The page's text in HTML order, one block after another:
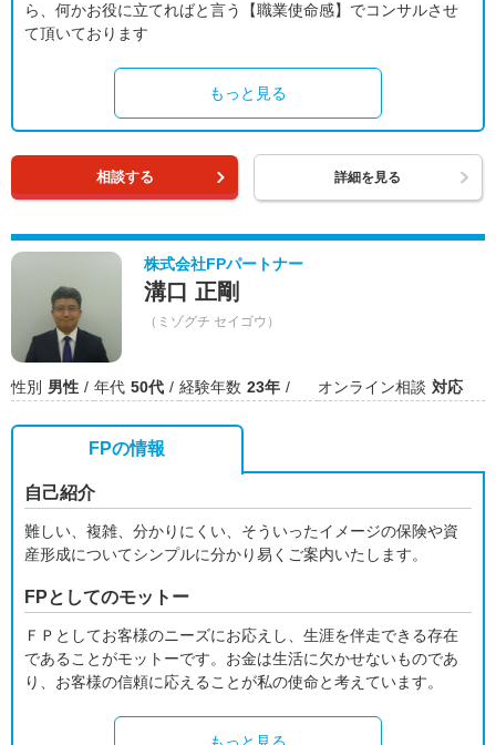
ら、何かお役に立てればと言う【職業使命感】でコンサルさせ
て頂いております
もっと見る
相談する 詳細を見る
株式会社FPパートナー
溝口 正剛
（ミゾグチ セイゴウ）
性別 男性 年代 50代 経験年数 23年 オンライン相談 対応
FPの情報
自己紹介
難しい、複雑、分かりにくい、そういったイメージの保険や資
産形成についてシンプルに分かり易くご案内いたします。
FPとしてのモットー
ＦＰとしてお客様のニーズにお応えし、生涯を伴走できる存在
であることがモットーです。お金は生活に欠かせないものであ
り、お客様の信頼に応えることが私の使命と考えています。